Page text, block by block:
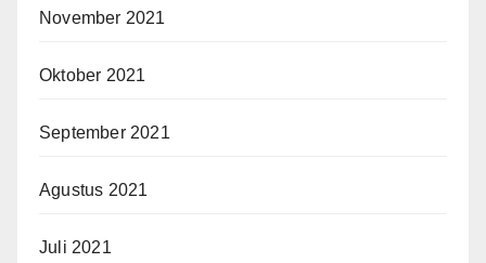
November 2021
Oktober 2021
September 2021
Agustus 2021
Juli 2021